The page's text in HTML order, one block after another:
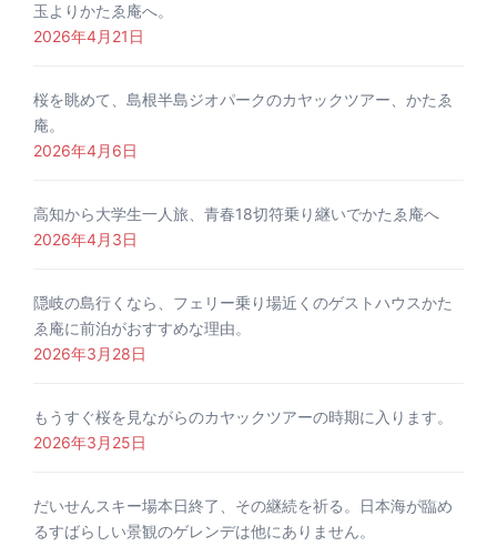
玉よりかたゑ庵へ。
2026年4月21日
桜を眺めて、島根半島ジオパークのカヤックツアー、かたゑ
庵。
2026年4月6日
高知から大学生一人旅、青春18切符乗り継いでかたゑ庵へ
2026年4月3日
隠岐の島行くなら、フェリー乗り場近くのゲストハウスかた
ゑ庵に前泊がおすすめな理由。
2026年3月28日
もうすぐ桜を見ながらのカヤックツアーの時期に入ります。
2026年3月25日
だいせんスキー場本日終了、その継続を祈る。日本海が臨め
るすばらしい景観のゲレンデは他にありません。